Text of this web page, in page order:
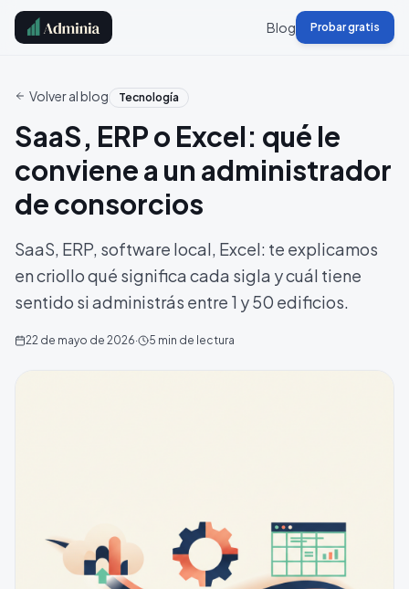
Blog Probar gratis
Volver al blog Tecnología
SaaS, ERP o Excel: qué le
conviene a un administrador
de consorcios
SaaS, ERP, software local, Excel: te explicamos
en criollo qué significa cada sigla y cuál tiene
sentido si administrás entre 1 y 50 edificios.
22 de mayo de 2026· 5 min de lectura